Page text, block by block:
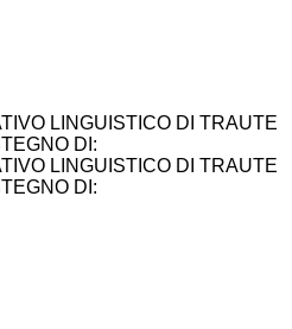
LINGUISTICO DI TRAUTE
DI:
LINGUISTICO DI TRAUTE
DI: